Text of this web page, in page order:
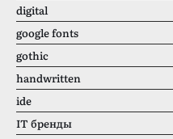
digital
google fonts
gothic
handwritten
ide
IT бренды